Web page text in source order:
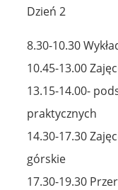
Dzień 2
8.30-10.30
10.45-13.00
13.15-14.00-
praktycznych
14.30-17.30
górskie
17.30-19.30